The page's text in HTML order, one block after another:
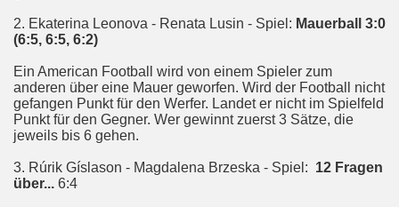
2. Ekaterina Leonova - Renata Lusin - Spiel: Mauerball 3:0
(6:5, 6:5, 6:2)
Ein American Football wird von einem Spieler zum
anderen über eine Mauer geworfen. Wird der Football nicht
gefangen Punkt für den Werfer. Landet er nicht im Spielfeld
Punkt für den Gegner. Wer gewinnt zuerst 3 Sätze, die
jeweils bis 6 gehen.
3. Rúrik Gíslason - Magdalena Brzeska - Spiel: 12 Fragen
über... 6:4